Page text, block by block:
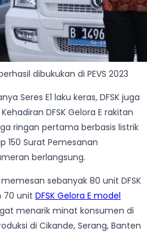
dibukukan di PEVS 2023
Seres E1 laku keras, DFSK juga
DFSK Gelora E rakitan
ringan pertama berbasis listrik
150 Surat Pemesanan
berlangsung.
sebanyak 80 unit DFSK
70 unit DFSK Gelora E model
menarik minat konsumen di
di Cikande, Serang, Banten